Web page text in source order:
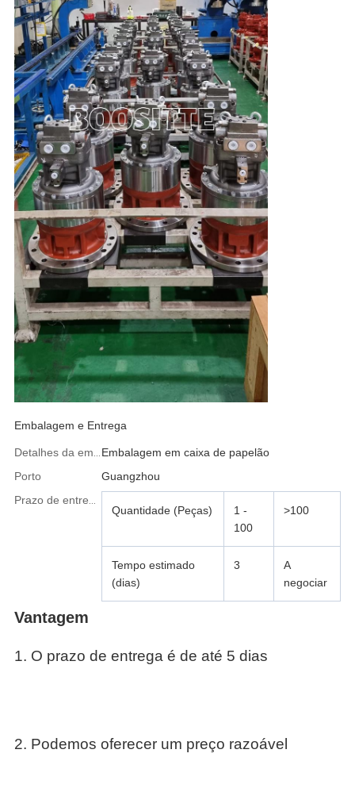
Embalagem e Entrega
Embalagem em caixa de papelão
Porto
Guangzhou
Quantidade (Peças)
1 -
100
>100
Tempo estimado
(dias)
3
A
negociar
Vantagem
1. O prazo de entrega é de até 5 dias
2. Podemos oferecer um preço razoável